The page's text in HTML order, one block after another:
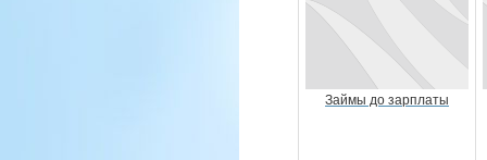
Займы до зарплаты